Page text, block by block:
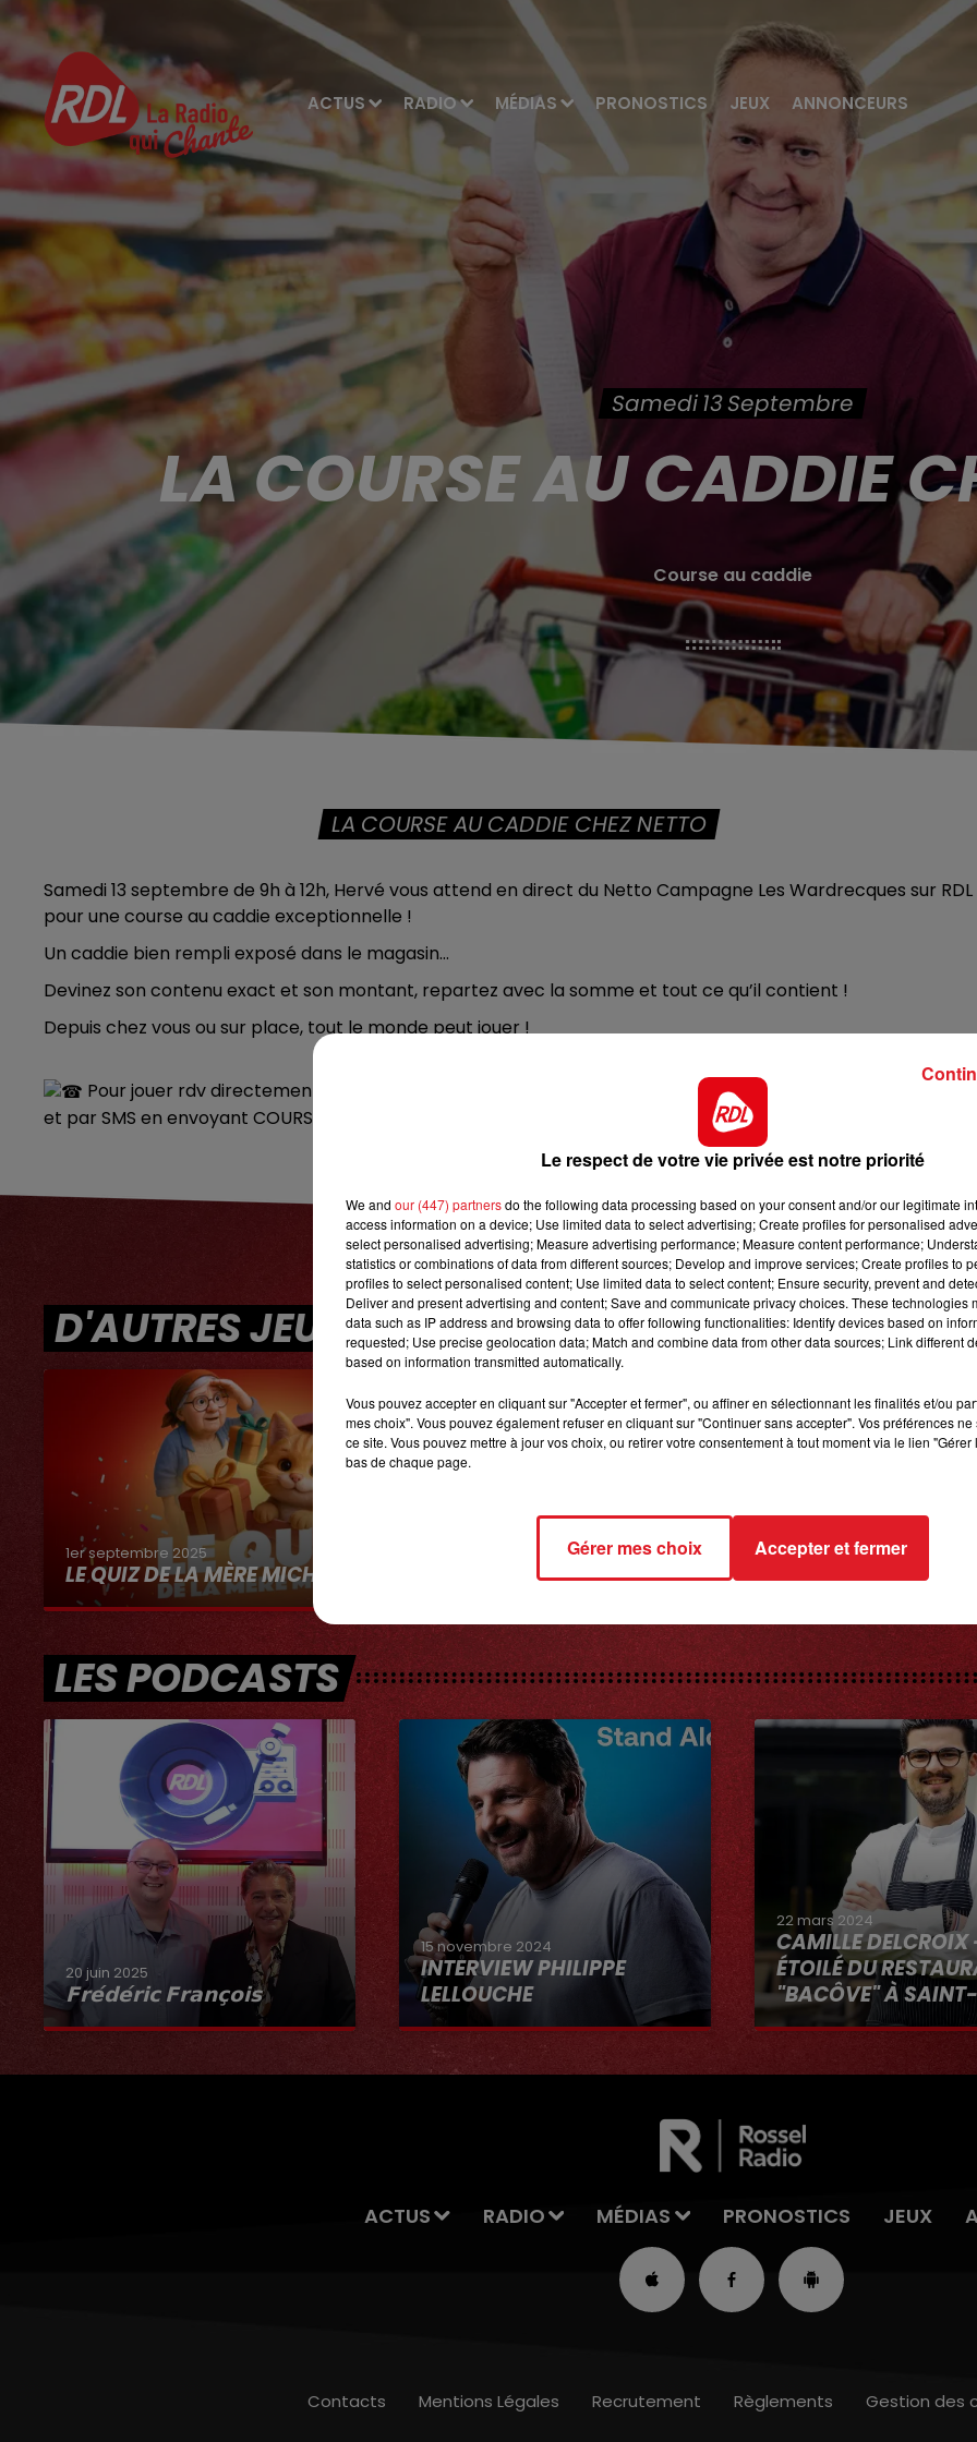
ACTUS RADIO MÉDIAS PRONOSTICS JEUX ANNONCEURS
12h00 - 13h00 13h00 - 16h00
Samedi 13 Septembre
LA COURSE AU CADDIE
Course au caddie
LA COURSE AU CADDIE CHEZ NETTO
Samedi 13 septembre de 9h à 12h, Hervé vous attend en direct du Netto Campagne Les Wardrecques sur RDL
pour une course au caddie exceptionnelle !
Un caddie bien rempli exposé dans le magasin…
Devinez son contenu exact et son montant, repartez avec la somme et tout ce qu’il contient !
Depuis chez vous ou sur place, tout le monde peut jouer !
Pour jouer rdv directement sur place ou par tirage au sort au 0 892 12 8000 (prix d'un appel + 0.80€/
et par SMS en envoyant COURSE au 7 14 15 (prix d'un SMS + 2 x 0.75€) Bonne chance !
D'AUTRES JEUX
1er septembre 2025
LE QUIZ DE LA MÈRE MICHEL
8 avril 2022
LA COURSE AU CADDIE
LES PODCASTS
20 juin 2025
𝗙𝗿𝗲́𝗱𝗲́𝗿𝗶𝗰 𝗙𝗿𝗮𝗻𝗰̧𝗼𝗶𝘀
Interview du 20 juin 2025
15 novembre 2024
INTERVIEW PHILIPPE
LELLOUCHE
22 mars 2024
CAMILLE DELCROIX
ÉTOILÉ DU
"BACÔVE" À
Au micro d'Hervé dans
ACTUS RADIO MÉDIAS PRONOSTICS JEUX
Contacts Mentions Légales Recrutement Règlements Gestion des
Le respect de votre vie privée est notre priorité
We and our (447) partnersdo the following data processing based on your consent and/or our legitimate
access information on a device; Use limited data to select advertising; Create profiles for personalised
select personalised advertising; Measure advertising performance; Measure content performance;
statistics or combinations of data from different sources; Develop and improve services; Create profiles to
profiles to select personalised content; Use limited data to select content; Ensure security, prevent and
Deliver and present advertising and content; Save and communicate privacy choices. These technologies
data such as IP address and browsing data to offer following functionalities: Identify devices based on
requested; Use precise geolocation data; Match and combine data from other data sources; Link different
based on information transmitted automatically.
Vous pouvez accepter en cliquant sur "Accepter et fermer", ou affiner en sélectionnant les finalités et/ou
mes choix". Vous pouvez également refuser en cliquant sur "Continuer sans accepter". Vos préférences
ce site. Vous pouvez mettre à jour vos choix, ou retirer votre consentement à tout moment via le lien
bas de chaque page.
Gérer mes choix Accepter et fermer